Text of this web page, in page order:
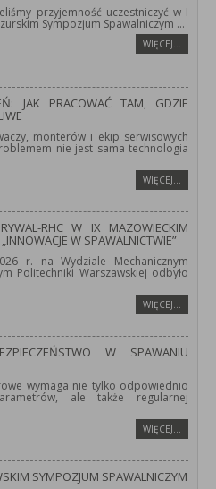
przyjemność uczestniczyć w I
Sympozjum Spawalniczym ...
WIĘCEJ…
JAK PRACOWAĆ TAM, GDZIE
monterów i ekip serwisowych
nie jest sama technologia
WIĘCEJ…
RHC W IX MAZOWIECKIM
W SPAWALNICTWIE”
r. na Wydziale Mechanicznym
Politechniki Warszawskiej odbyło
WIĘCEJ…
W SPAWANIU
wymaga nie tylko odpowiednio
ale także regularnej
WIĘCEJ…
SYMPOZJUM SPAWALNICZYM